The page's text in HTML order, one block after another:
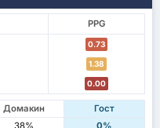
PPG
0.73
1.38
0.00
Домакин
Гост
38%
0%